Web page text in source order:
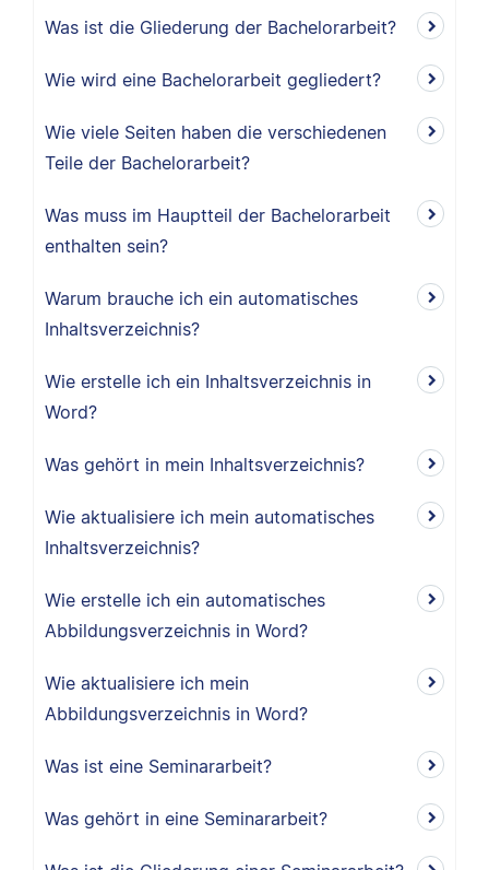
Was ist die Gliederung der Bachelorarbeit?
Wie wird eine Bachelorarbeit gegliedert?
Wie viele Seiten haben die verschiedenen
Teile der Bachelorarbeit?
Was muss im Hauptteil der Bachelorarbeit
enthalten sein?
Warum brauche ich ein automatisches
Inhaltsverzeichnis?
Wie erstelle ich ein Inhaltsverzeichnis in
Word?
Was gehört in mein Inhaltsverzeichnis?
Wie aktualisiere ich mein automatisches
Inhaltsverzeichnis?
Wie erstelle ich ein automatisches
Abbildungsverzeichnis in Word?
Wie aktualisiere ich mein
Abbildungsverzeichnis in Word?
Was ist eine Seminararbeit?
Was gehört in eine Seminararbeit?